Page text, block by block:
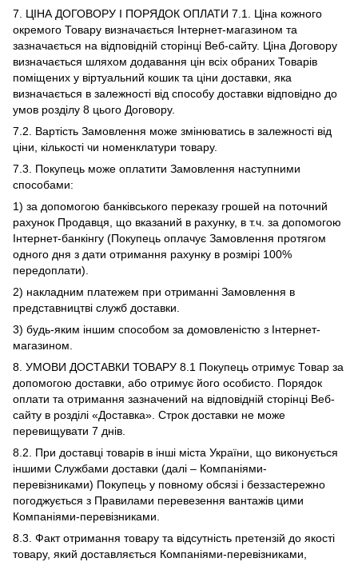
7. ЦІНА ДОГОВОРУ І ПОРЯДОК ОПЛАТИ 7.1. Ціна кожного
окремого Товару визначається Інтернет-магазином та
зазначається на відповідній сторінці Веб-сайту. Ціна Договору
визначається шляхом додавання цін всіх обраних Товарів
поміщених у віртуальний кошик та ціни доставки, яка
визначається в залежності від способу доставки відповідно до
умов розділу 8 цього Договору.
7.2. Вартість Замовлення може змінюватись в залежності від
ціни, кількості чи номенклатури товару.
7.3. Покупець може оплатити Замовлення наступними
способами:
1) за допомогою банківського переказу грошей на поточний
рахунок Продавця, що вказаний в рахунку, в т.ч. за допомогою
Інтернет-банкінгу (Покупець оплачує Замовлення протягом
одного дня з дати отримання рахунку в розмірі 100%
передоплати).
2) накладним платежем при отриманні Замовлення в
представництві служб доставки.
3) будь-яким іншим способом за домовленістю з Інтернет-
магазином.
8. УМОВИ ДОСТАВКИ ТОВАРУ 8.1 Покупець отримує Товар за
допомогою доставки, або отримує його особисто. Порядок
оплати та отримання зазначений на відповідній сторінці Веб-
сайту в розділі «Доставка». Строк доставки не може
перевищувати 7 днів.
8.2. При доставці товарів в інші міста України, що виконується
іншими Службами доставки (далі – Компаніями-
перевізниками) Покупець у повному обсязі і беззастережно
погоджується з Правилами перевезення вантажів цими
Компаніями-перевізниками.
8.3. Факт отримання товару та відсутність претензій до якості
товару, який доставляється Компаніями-перевізниками,